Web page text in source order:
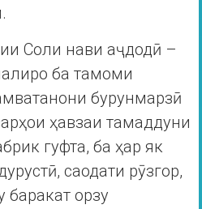
Соли нави аҷдодӣ –
ба тамоми
бурунмарзӣ
ҳавзаи тамаддуни
гуфта, ба ҳар як
саодати рӯзгор,
баракат орзу